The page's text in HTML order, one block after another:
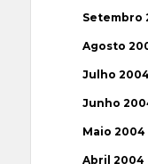
Setembro
Agosto
Julho 2004
Junho
Maio 2004
Abril 2004